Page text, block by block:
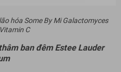
hóa Some By Mi Galactomyces
C
ban đêm Estee Lauder